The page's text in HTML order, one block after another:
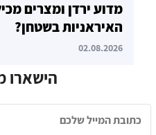
מדוע ירדן ומצרים
האיראניות בשטחן?
02.08.2026
הישארו